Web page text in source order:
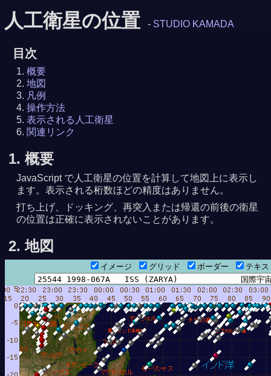
人工衛星の位置 - STUDIO KAMADA
目次
概要
地図
凡例
操作方法
表示される人工衛星
関連リンク
1. 概要
JavaScript で人工衛星の位置を計算して地図上に表示し
ます。表示される桁数ほどの精度はありません。
打ち上げ、ドッキング、再突入または帰還の前後の衛星
の位置は正確に表示されないことがあります。
2. 地図
イメージ グリッド ボーダー テキ